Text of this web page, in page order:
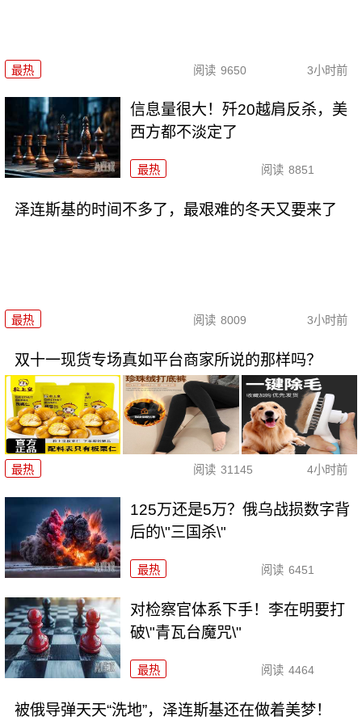
最热 阅读 9650 3小时前
信息量很大！歼20越肩反杀，美
西方都不淡定了
最热 阅读 8851
泽连斯基的时间不多了，最艰难的冬天又要来了
最热 阅读 8009 3小时前
双十一现货专场真如平台商家所说的那样吗？
最热 阅读 31145 4小时前
125万还是5万？俄乌战损数字背
后的\"三国杀\"
最热 阅读 6451
对检察官体系下手！李在明要打
破\"青瓦台魔咒\"
最热 阅读 4464
被俄导弹天天“洗地”，泽连斯基还在做着美梦！